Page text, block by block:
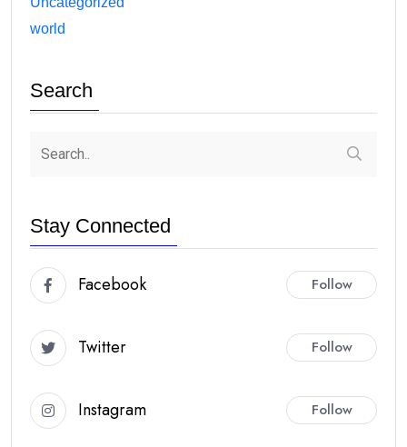
world
Search
Stay Connected
Facebook Follow
Twitter Follow
Instagram Follow